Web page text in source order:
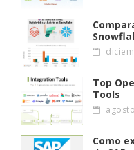
Top
Tools
Como